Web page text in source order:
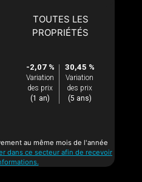
TOUTES LES
PROPRIÉTÉS
-2,07 %
Variation
des prix
(1 an)
30,45 %
Variation
des prix
(5 ans)
au même mois de l'année
dans ce secteur afin de recevoir